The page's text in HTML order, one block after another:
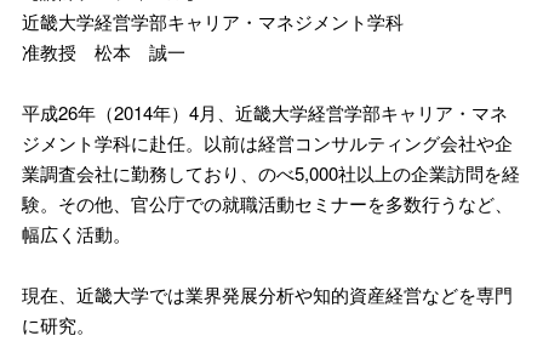
近畿大学経営学部キャリア・マネジメント学科
准教授 松本 誠一
平成26年（2014年）4月、近畿大学経営学部キャリア・マネ
ジメント学科に赴任。以前は経営コンサルティング会社や企
業調査会社に勤務しており、のべ5,000社以上の企業訪問を経
験。その他、官公庁での就職活動セミナーを多数行うなど、
幅広く活動。
現在、近畿大学では業界発展分析や知的資産経営などを専門
に研究。